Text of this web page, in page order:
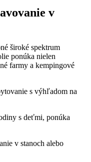
v
široké spektrum
ponúka nielen
farmy a kempingové
s výhľadom na
s deťmi, ponúka
v stanoch alebo